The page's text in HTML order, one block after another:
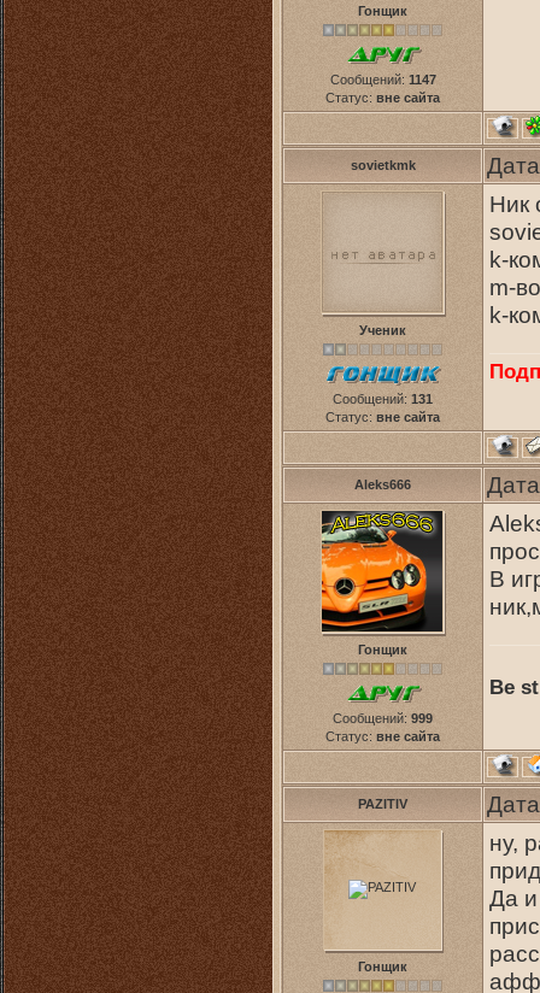
Гонщик
Сообщений: 1147
Статус: вне сайта
sovietkmk
Ученик
Сообщений: 131
Статус: вне сайта
Ник
k-
m-
k-
Aleks666
Гонщик
Сообщений: 999
Статус: вне сайта
В
Be
PAZITIV
Гонщик
ну,
Да